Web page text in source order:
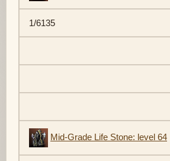
1/6135
Mid-Grade Life Stone: level 64